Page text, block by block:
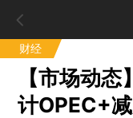
财经
【市场动
计OPEC+